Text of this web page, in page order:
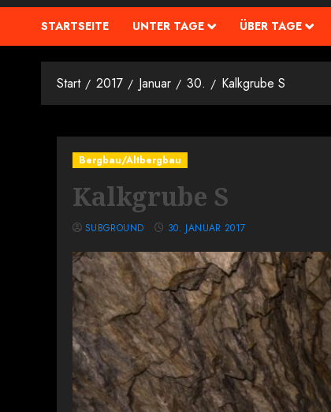
STARTSEITE UNTER TAGE ÜBER TAGE
Start 2017 Januar 30. Kalkgrube S
Bergbau/Altbergbau
Kalkgrube S
SUBGROUND 30. JANUAR 2017